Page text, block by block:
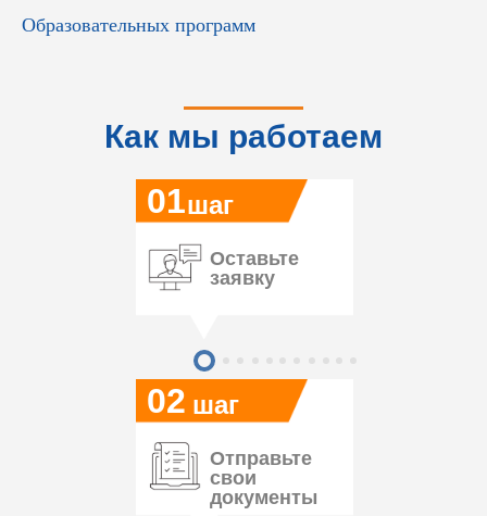
Образовательных программ
Как мы работаем
02
01
Оставьте
заявку
шаг
шаг
Отправьте
свои
документы